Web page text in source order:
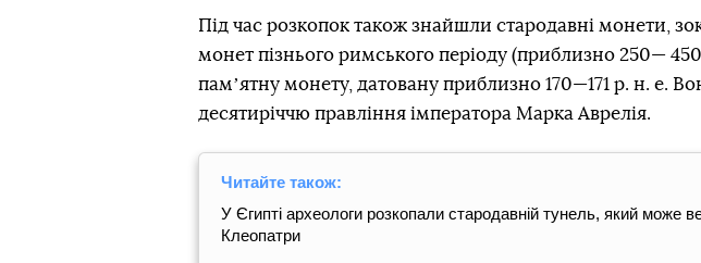
Під час розкопок також знайшли стародавні монети,
монет пізнього римського періоду (приблизно 250— 450
памʼятну монету, датовану приблизно 170—171 р. н. е.
десятиріччю правління імператора Марка Аврелія.
Читайте також:
У Єгипті археологи розкопали стародавній тунель, який може
Клеопатри